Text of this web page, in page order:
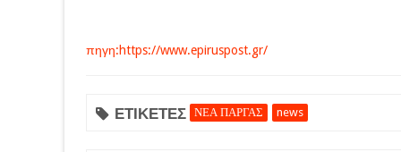
πηγη:https://www.epiruspost.gr/
ΕΤΙΚΕΤΕΣ ΝΕΑ ΠΑΡΓΑΣ news